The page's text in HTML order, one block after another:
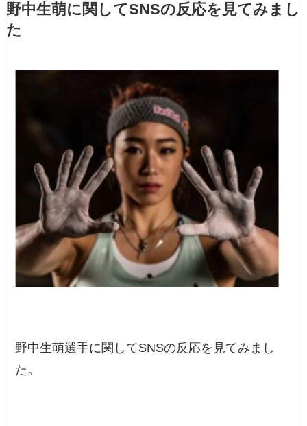
野中生萌に関してSNSの反応を見てみまし
た
野中生萌選手に関してSNSの反応を見てみまし
た。